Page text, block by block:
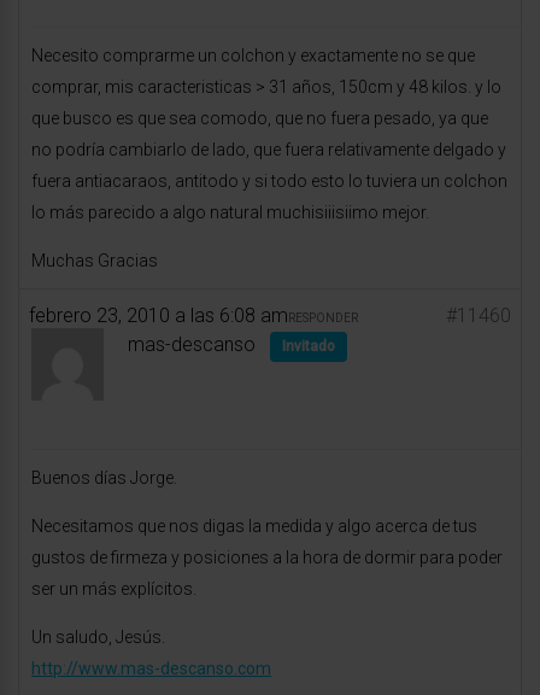
Necesito comprarme un colchon y exactamente no se que
comprar, mis caracteristicas > 31 años, 150cm y 48 kilos. y lo
que busco es que sea comodo, que no fuera pesado, ya que
no podría cambiarlo de lado, que fuera relativamente delgado y
fuera antiacaraos, antitodo y si todo esto lo tuviera un colchon
lo más parecido a algo natural muchisiiisiimo mejor.
Muchas Gracias
febrero 23, 2010 a las 6:08 am #11460
RESPONDER
mas-descanso Invitado
Buenos días Jorge.
Necesitamos que nos digas la medida y algo acerca de tus
gustos de firmeza y posiciones a la hora de dormir para poder
ser un más explícitos.
Un saludo, Jesús.
http://www.mas-descanso.com